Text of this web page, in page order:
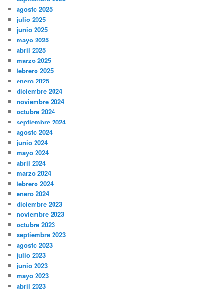
agosto 2025
julio 2025
junio 2025
mayo 2025
abril 2025
marzo 2025
febrero 2025
enero 2025
diciembre 2024
noviembre 2024
octubre 2024
septiembre 2024
agosto 2024
junio 2024
mayo 2024
abril 2024
marzo 2024
febrero 2024
enero 2024
diciembre 2023
noviembre 2023
octubre 2023
septiembre 2023
agosto 2023
julio 2023
junio 2023
mayo 2023
abril 2023